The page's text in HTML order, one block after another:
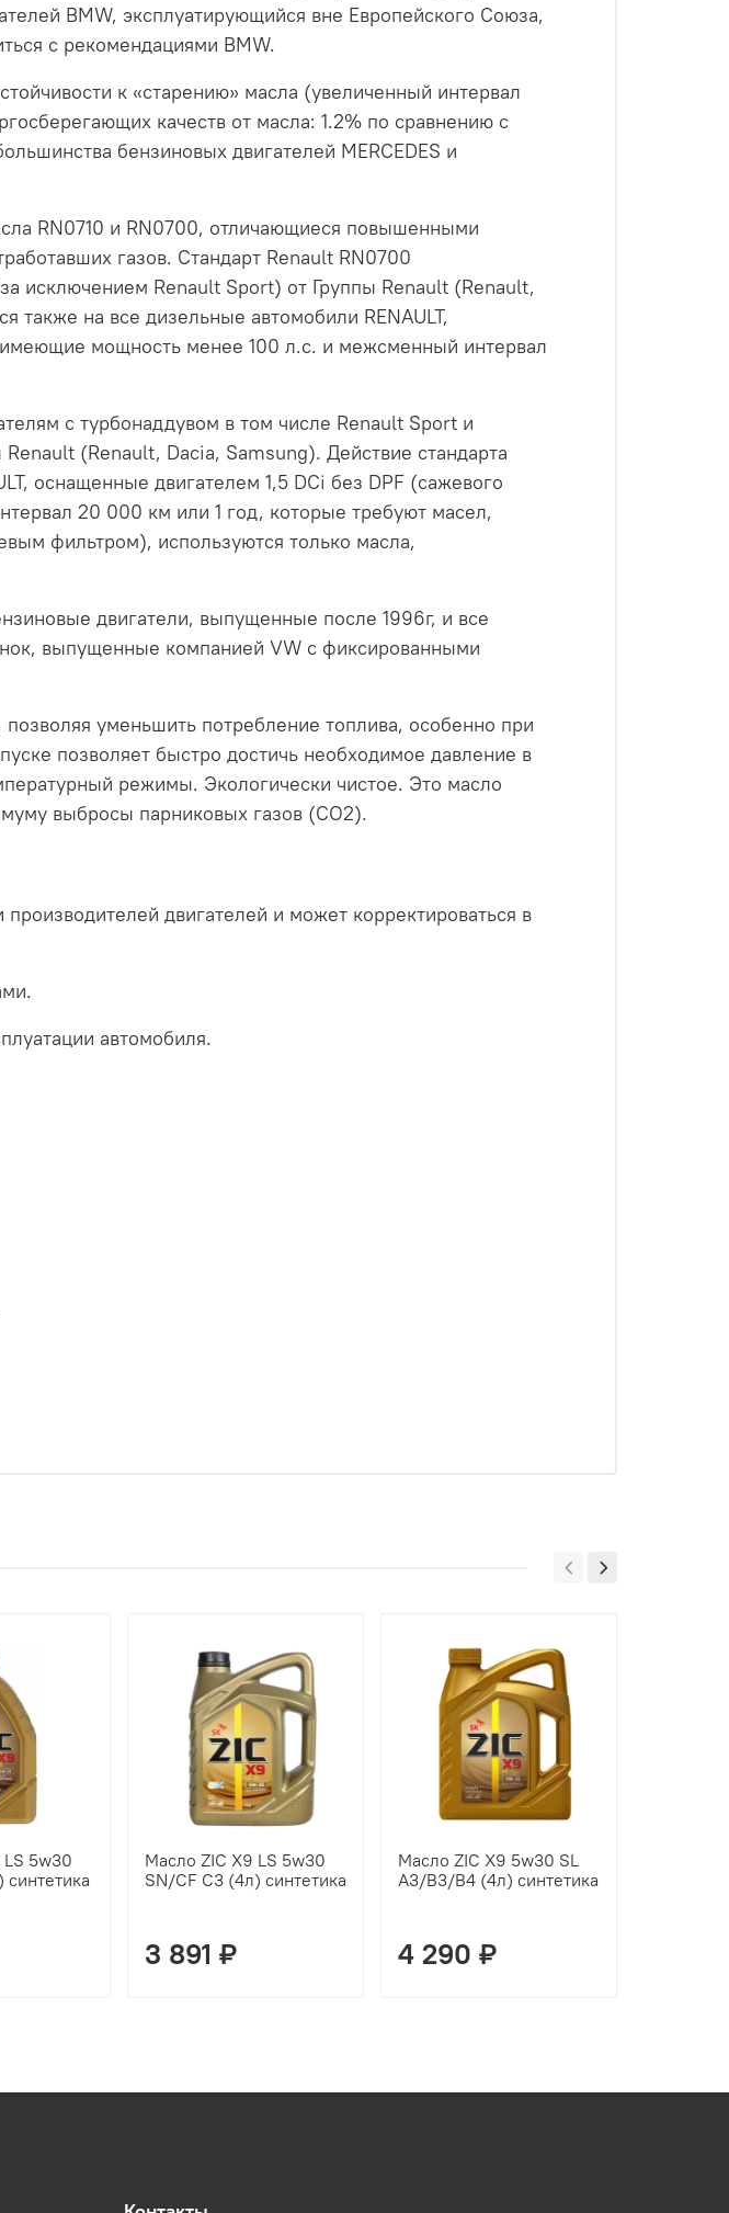
BMW, эксплуатирующийся вне Европейского Cоюза,
с рекомендациями BMW.
к «старению» масла (увеличенный интервал
качеств от масла: 1.2% по сравнению с
бензиновых двигателей MERCEDES и
RN0710 и RN0700, отличающиеся повышенными
газов. Стандарт Renault RN0700
исключением Renault Sport) от Группы Renault (Renault,
также на все дизельные автомобили RENAULT,
мощность менее 100 л.с. и межсменный интервал
с турбонаддувом в том числе Renault Sport и
(Renault, Dacia, Samsung). Действие стандарта
оснащенные двигателем 1,5 DCi без DPF (сажевого
20 000 км или 1 год, которые требуют масел,
фильтром), используются только масла,
двигатели, выпущенные после 1996г, и все
выпущенные компанией VW с фиксированными
уменьшить потребление топлива, особенно при
позволяет быстро достичь необходимое давление в
режимы. Экологически чистое. Это масло
выбросы парниковых газов (CO2).
двигателей и может корректироваться в
автомобиля.
5w30
синтетика
Масло ZIC X9 LS 5w30
SN/CF C3 (4л) синтетика
3 891 ₽
Масло ZIC X9 5w30 SL
A3/B3/B4 (4л) синтетика
4 290 ₽